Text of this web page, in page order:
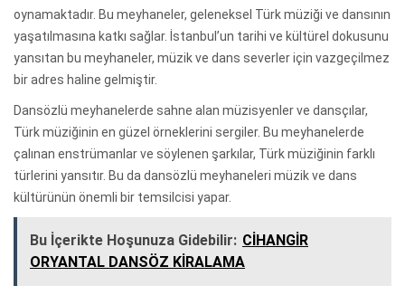
oynamaktadır. Bu meyhaneler, geleneksel Türk müziği ve dansının
yaşatılmasına katkı sağlar. İstanbul’un tarihi ve kültürel dokusunu
yansıtan bu meyhaneler, müzik ve dans severler için vazgeçilmez
bir adres haline gelmiştir.
Dansözlü meyhanelerde sahne alan müzisyenler ve dansçılar,
Türk müziğinin en güzel örneklerini sergiler. Bu meyhanelerde
çalınan enstrümanlar ve söylenen şarkılar, Türk müziğinin farklı
türlerini yansıtır. Bu da dansözlü meyhaneleri müzik ve dans
kültürünün önemli bir temsilcisi yapar.
Bu İçerikte Hoşunuza Gidebilir: CİHANGİR
ORYANTAL DANSÖZ KİRALAMA